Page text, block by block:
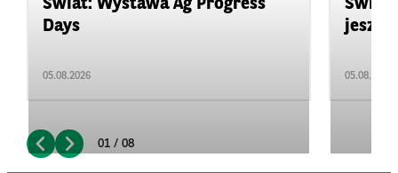
Świat: Wystawa Ag Progress
Days
05.08.2026
Świat:
05.08.2026
01 / 08